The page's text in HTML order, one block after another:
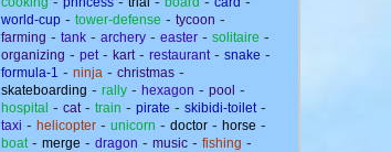
world-cup - tower-defense - tycoon -
farming - tank - archery - easter - solitaire -
organizing - pet - kart - restaurant - snake -
formula-1 - ninja - christmas -
skateboarding - rally - hexagon - pool -
hospital - cat - train - pirate - skibidi-toilet -
taxi - helicopter - unicorn - doctor - horse -
boat - merge - dragon - music - fishing -